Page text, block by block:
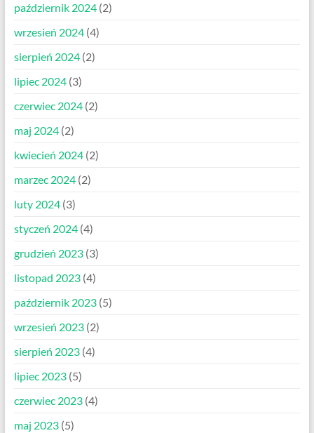
październik 2024(2)
wrzesień 2024(4)
sierpień 2024(2)
lipiec 2024(3)
czerwiec 2024(2)
maj 2024(2)
kwiecień 2024(2)
marzec 2024(2)
luty 2024(3)
styczeń 2024(4)
grudzień 2023(3)
listopad 2023(4)
październik 2023(5)
wrzesień 2023(2)
sierpień 2023(4)
lipiec 2023(5)
czerwiec 2023(4)
maj 2023(5)